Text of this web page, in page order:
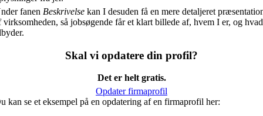
fanen Beskrivelse kan I desuden få en mere detaljeret
virksomheden, så jobsøgende får et klart billede af, hvem I er, og
Skal vi opdatere din profil?
Det er helt gratis.
Opdater firmaprofil
kan se et eksempel på en opdatering af en firmaprofil her: